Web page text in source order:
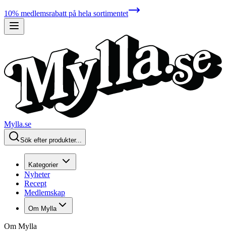
10% medlemsrabatt på hela sortimentet
Mylla.se
Sök efter produkter...
Kategorier
Nyheter
Recept
Medlemskap
Om Mylla
Om Mylla